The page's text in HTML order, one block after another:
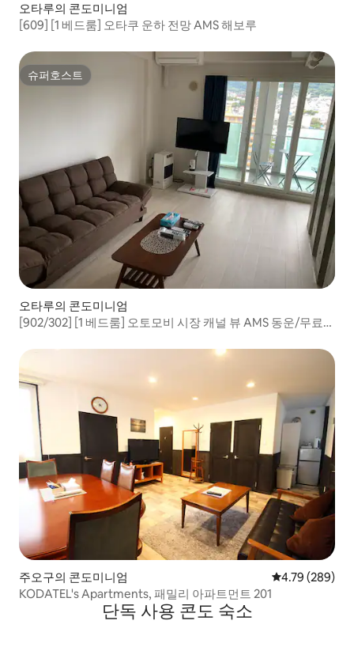
오타루의 콘도미니엄
[609] [1 베드룸] 오타쿠 운하 전망 AMS 해보루
슈퍼호스트
슈퍼호스트
오타루의 콘도미니엄
[902/302] [1 베드룸] 오토모비 시장 캐널 뷰 AMS 동운/무료
주오구의 콘도미니엄 평점 4.79점(5
4.79 (289)
KODATEL's Apartments, 패밀리 아파트먼트 201
단독 사용 콘도 숙소